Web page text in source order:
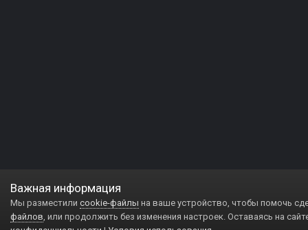
Важная информация
Мы разместили cookie-файлы на ваше устройство, чтобы помочь
файлов, или продолжить без изменения настроек. Оставаясь на